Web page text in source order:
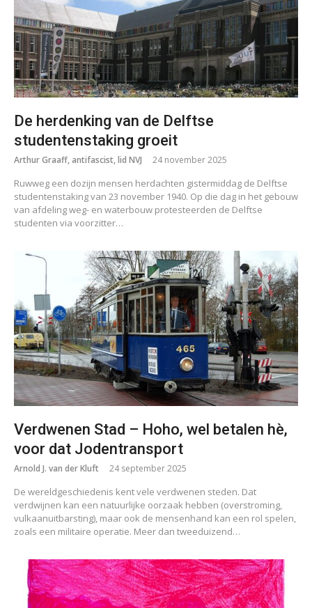
De herdenking van de Delftse
studentenstaking groeit
Arthur Graaff, antifascist, lid NVJ 24 november 2025
Ruwweg een dozijn mensen herdachten gistermiddag de Delftse
studentenstaking van 23 november 1940. Op die dag in het gebouw
van afdeling weg- en waterbouw protesteerden de Delftse
studenten via voorzitter…
Verdwenen Stad – Hoho, wel betalen hè,
voor dat Jodentransport
Arnold J. van der Kluft 24 september 2025
De wereldgeschiedenis kent vele verdwenen steden. Dat
verdwijnen kan een natuurlijke oorzaak hebben (overstroming,
vulkaanuitbarsting), maar ook de mensenhand kan een rol spelen,
zoals een militaire operatie. Meer dan tweeduizend…